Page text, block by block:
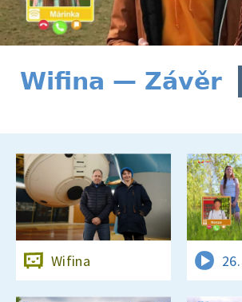
Wifina — Závěr
Wifina